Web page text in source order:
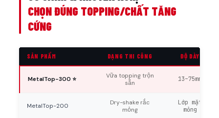
CHỌN ĐÚNG TOPPING/CHẤT TĂNG
CỨNG
SẢN PHẨM DẠNG THI CÔNG ĐỘ DÀY
MetalTop-300 ⭐
Vữa topping trộn
sẵn
13–75mm
MetalTop-200
Dry-shake rắc
mỏng
Lớp mặt
mỏng